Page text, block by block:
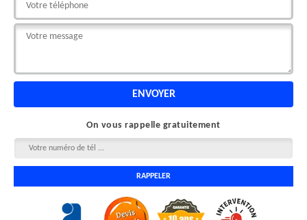
On vous rappelle gratuitement